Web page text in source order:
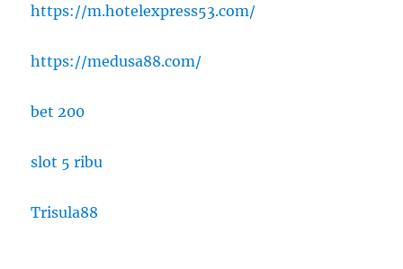
https://m.hotelexpress53.com/
https://medusa88.com/
bet 200
slot 5 ribu
Trisula88